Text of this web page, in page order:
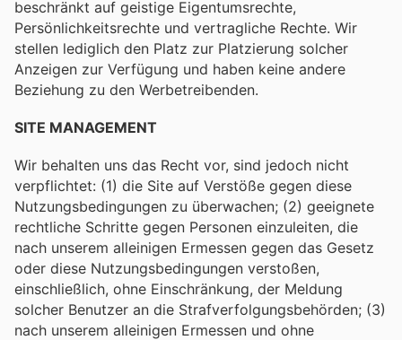
beschränkt auf geistige Eigentumsrechte,
Persönlichkeitsrechte und vertragliche Rechte. Wir
stellen lediglich den Platz zur Platzierung solcher
Anzeigen zur Verfügung und haben keine andere
Beziehung zu den Werbetreibenden.
SITE MANAGEMENT
Wir behalten uns das Recht vor, sind jedoch nicht
verpflichtet: (1) die Site auf Verstöße gegen diese
Nutzungsbedingungen zu überwachen; (2) geeignete
rechtliche Schritte gegen Personen einzuleiten, die
nach unserem alleinigen Ermessen gegen das Gesetz
oder diese Nutzungsbedingungen verstoßen,
einschließlich, ohne Einschränkung, der Meldung
solcher Benutzer an die Strafverfolgungsbehörden; (3)
nach unserem alleinigen Ermessen und ohne